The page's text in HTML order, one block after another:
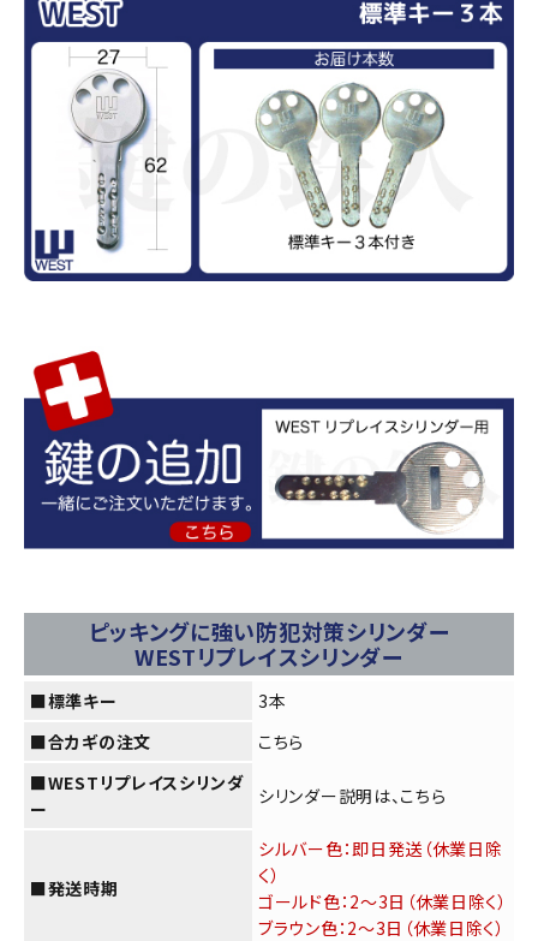
■シリンダーの色は？
ピッキングに強い防犯対策シリンダー
WESTリプレイスシリンダー
■標準キー
3本
■合カギの注文
こちら
■WESTリプレイスシリンダ
ー
シリンダー説明は、 こちら
■発送時期
シルバー色：即日発送（休業日除
く）
ゴールド色：2～3日（休業日除く）
ブラウン色：2～3日（休業日除く）